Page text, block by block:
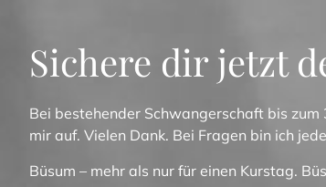
Sichere dir jetzt
Bei bestehender Schwangerschaft bis zum
mir auf. Vielen Dank. Bei Fragen bin ich
Büsum – mehr als nur für einen Kurstag.